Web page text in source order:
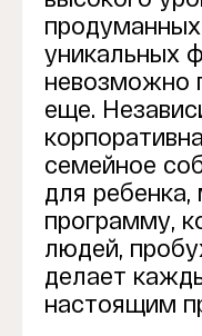
уникальных
невозможно
еще.
семейное
для
программу,
людей,
делает
настоящим